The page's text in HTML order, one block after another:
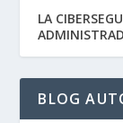
LA
BLOG